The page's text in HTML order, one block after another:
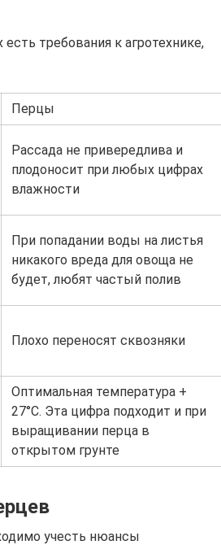
требования к агротехнике,
Перцы
Рассада не привередлива и
плодоносит при любых цифрах
влажности
При попадании воды на листья
никакого вреда для овоща не
будет, любят частый полив
Плохо переносят сквозняки
Оптимальная температура +
27°С. Эта цифра подходит и при
выращивании перца в
открытом грунте
учесть нюансы